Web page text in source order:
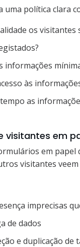
uma política clara
os visitantes
informações
às
as
visitantes em
em papel
visitantes
imprecisas
de dados
e duplicação